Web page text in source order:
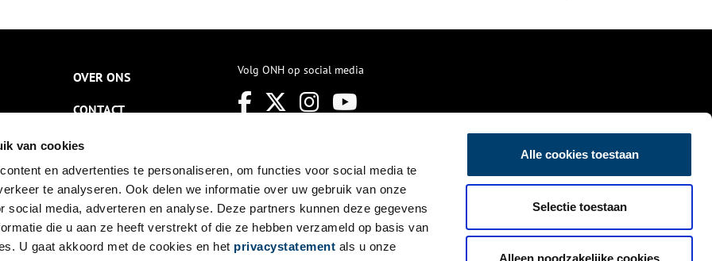
van cookies
en advertenties te personaliseren, om functies voor social media te
te analyseren. Ook delen we informatie over uw gebruik van onze
social media, adverteren en analyse. Deze partners kunnen deze gegevens
die u aan ze heeft verstrekt of die ze hebben verzameld op basis van
U gaat akkoord met de cookies en het privacystatement als u onze
Alle cookies toestaan
Selectie toestaan
Alleen noodzakelijke cookies
OVER ONS
CONTACT
NIEUWSBRIEF
DISCLAIMER
PRIVACY
TOEGANKELIJKHEID
Volg ONH op social media